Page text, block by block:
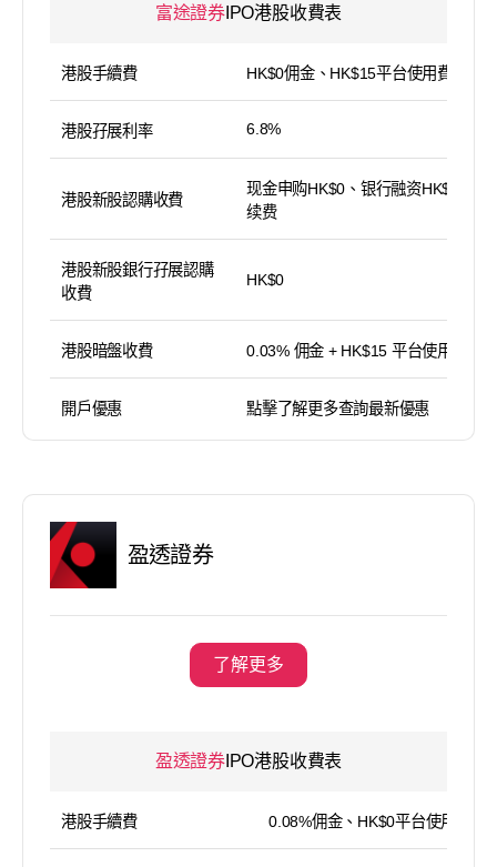
富途證券IPO港股收費表
港股手續費 HK$0佣金、HK$15平台使用費
港股孖展利率 6.8%
港股新股認購收費
现金申购HK$0、银行融资HK$100手
续费
港股新股銀行孖展認購
收費
HK$0
港股暗盤收費 0.03% 佣金 + HK$15 平台使用費
開戶優惠 點擊了解更多查詢最新優惠
盈透證券
了解更多
盈透證券IPO港股收費表
港股手續費 0.08%佣金、HK$0平台使用費